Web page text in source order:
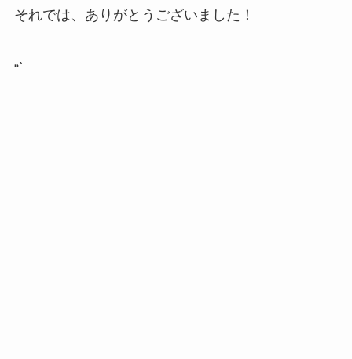
それでは、ありがとうございました！
“`